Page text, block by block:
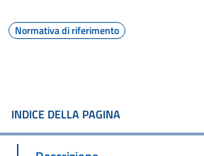
Normativa di riferimento
INDICE DELLA PAGINA